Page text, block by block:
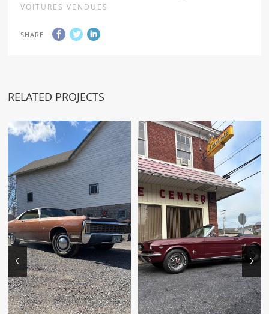
VOITURES VENDUES
SHARE
RELATED PROJECTS